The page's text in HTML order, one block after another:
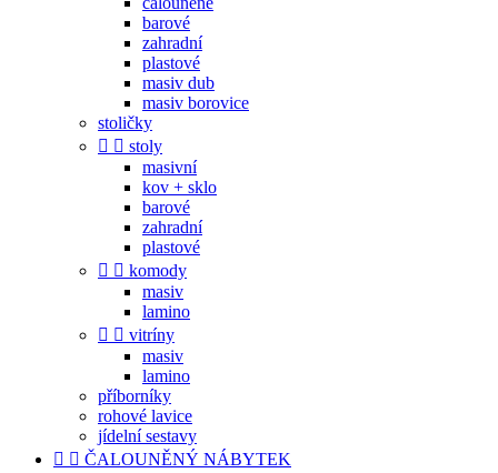
barové
zahradní
plastové
masiv dub
masiv borovice
stoličky
  stoly
masivní
kov + sklo
barové
zahradní
plastové
  komody
masiv
lamino
  vitríny
masiv
lamino
příborníky
rohové lavice
jídelní sestavy
  ČALOUNĚNÝ NÁBYTEK